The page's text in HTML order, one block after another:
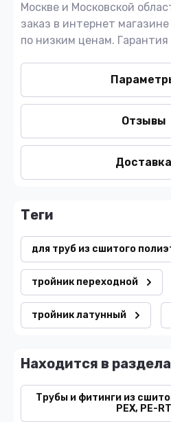
Москве и Московской
заказ в интернет
по низким ценам.
Отзывы
Доставка
теги
для труб из сшитого
тройник переходной
тройник латунный
Находится в
Трубы и фитинги из
PEX, PE-RT